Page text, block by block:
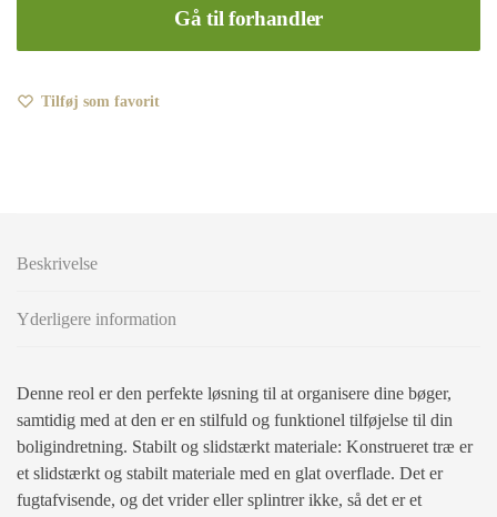
Gå til forhandler
Tilføj som favorit
Beskrivelse
Yderligere information
Denne reol er den perfekte løsning til at organisere dine bøger,
samtidig med at den er en stilfuld og funktionel tilføjelse til din
boligindretning. Stabilt og slidstærkt materiale: Konstrueret træ er
et slidstærkt og stabilt materiale med en glat overflade. Det er
fugtafvisende, og det vrider eller splintrer ikke, så det er et